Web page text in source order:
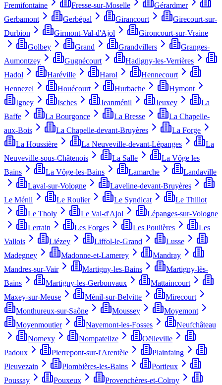
Fremifontaine
Fresse-sur-Moselle
Gérardmer
Gerbamont
Gerbépal Girancourt
Girecourt-sur-
Durbion
Girmont-Val-d'Ajol
Gironcourt-sur-Vraine
Golbey
Grand Grandvillers
Granges-
Aumontzey
Gugnécourt
Hadigny-les-Verrières
Hadol
Haréville Harol
Hennecourt
Hennezel
Houécourt Hurbache
Hymont
Igney
Isches Jeanménil Jeuxey
La
Baffe
La Bourgonce La Bresse
La Chapelle-
aux-Bois
La Chapelle-devant-Bruyères
La Forge
La Houssière
La Neuveville-devant-Lépanges
La
Neuveville-sous-Châtenois
La Salle
La Vôge les
Bains
La Vôge-les-Bains Lamarche
Landaville
Laval-sur-Vologne
Laveline-devant-Bruyères
Le Ménil
Le Roulier Le Syndicat
Le Thillot
Le Tholy
Le Val-d'Ajol
Lépanges-sur-Vologne
Lerrain
Les Forges Les Poulières
Les
Vallois
Liézey Liffol-le-Grand
Lusse
Madegney
Madonne-et-Lamerey
Mandray
Mandres-sur-Vair
Martigny-les-Bains
Martigny-lès-
Bains
Martigny-les-Gerbonvaux
Mattaincourt
Maxey-sur-Meuse
Ménil-sur-Belvitte
Mirecourt
Monthureux-sur-Saône
Moussey
Moyemont
Moyenmoutier
Nayemont-les-Fosses
Neufchâteau
Nomexy
Nompatelize
Oëlleville
Padoux
Pierrepont-sur-l'Arentèle
Plainfaing
Pleuvezain
Plombières-les-Bains
Portieux
Poussay
Pouxeux
Provenchères-et-Colroy